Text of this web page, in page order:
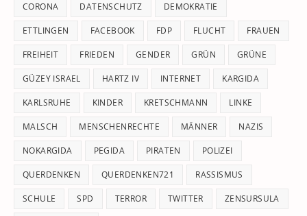
CORONA DATENSCHUTZ DEMOKRATIE
ETTLINGEN FACEBOOK FDP FLUCHT FRAUEN
FREIHEIT FRIEDEN GENDER GRÜN GRÜNE
GÜZEY ISRAEL HARTZ IV INTERNET KARGIDA
KARLSRUHE KINDER KRETSCHMANN LINKE
MALSCH MENSCHENRECHTE MÄNNER NAZIS
NOKARGIDA PEGIDA PIRATEN POLIZEI
QUERDENKEN QUERDENKEN721 RASSISMUS
SCHULE SPD TERROR TWITTER ZENSURSULA